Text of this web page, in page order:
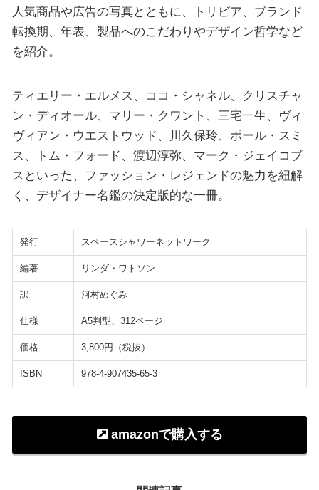
人気商品や広告の写真とともに、トリビア、ブランド
転換期、年表、製品へのこだわりやデザイン哲学など
を紹介。
ティエリー・エルメス、ココ・シャネル、クリスチャ
ン・ディオール、マリー・クワント、三宅一生、ヴィ
ヴィアン・ウエストウッド、川久保玲、ポール・スミ
ス、トム・フォード、渡辺淳弥、マーク・ジェイコブ
スといった、ファッション・レジェンドの魅力を紐解
く、デザイナー名鑑の決定版的な一冊。
発行 スペースシャワーネットワーク
編著 リンダ・ワトソン
訳 河村めぐみ
仕様 A5判型、312ページ
価格 3,800円（税抜）
ISBN 978-4-907435-65-3
amazonで購入する